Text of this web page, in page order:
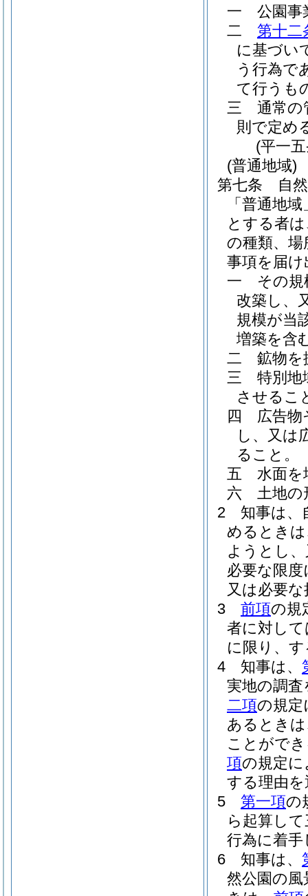
一
公園事
二
第十二
に基づい
う行為で
て行うも
三
通常の
則で定め
(平一
(普通地域)
第七条
自
「普通地
とする者
の種類、
事項を届
一
その
改築し、
規模が当
増築を含
二
鉱物を
三
特別地
させるこ
四
広告
し、又は
ること。
五
水面を
六
土地の
2
知事は、
めるとき
ようとし
必要な限
又は必要
3
前項の規
者に対し
に限り、
4
知事は、
実地の調
二項の規定
あるとき
ことがで
項の規定
する理由
5
第一項の
ら起算し
行為に着
6
知事は、
然公園の